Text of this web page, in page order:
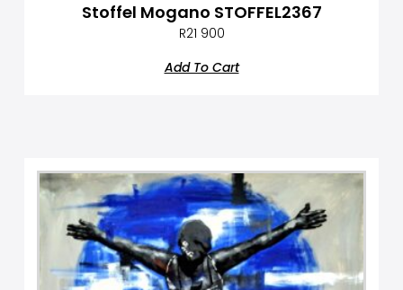
Stoffel Mogano STOFFEL2367
R21 900
Add To Cart